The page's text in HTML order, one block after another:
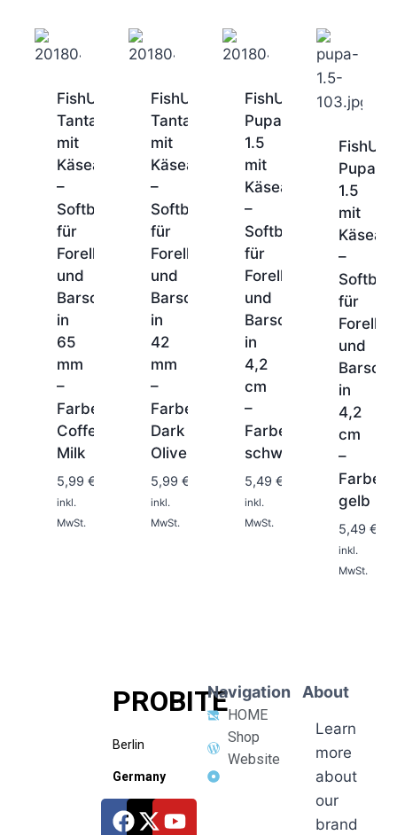
FishUp
Tanta
mit
Käsearoma
–
Softbait
für
Forelle
und
Barsch
in
65
mm
–
Farbe:
Coffee
Milk
5,99 €
inkl.
MwSt.
1-
2
Tage
FishUp
Tanta
mit
Käsearoma
–
Softbait
für
Forelle
und
Barsch
in
42
mm
–
Farbe:
Dark
Olive
5,99 €
inkl.
MwSt.
1-
2
Tage
FishUp
Pupa
1.5
mit
Käsearoma
–
Softbait
für
Forelle
und
Barsch
in
4,2
cm
–
Farbe:
schwarz
5,49 €
inkl.
MwSt.
1-
2
Tage
FishUp
Pupa
1.5
mit
–
Softbait
für
Forelle
und
Barsch
in
4,2
cm
–
Farbe:
gelb
5,49 €
inkl.
MwSt.
1-
2
Tage
PROBITE
Berlin
Germany
Navigation
HOME
Shop
Website
About
Learn
more
about
our
brand